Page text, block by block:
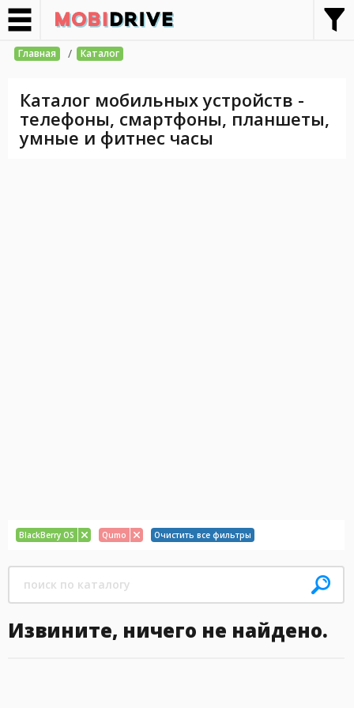
Главная / Каталог
Каталог мобильных устройств -
телефоны, смартфоны, планшеты,
умные и фитнес часы
BlackBerry OS Qumo Очистить все фильтры
Извините, ничего не найдено.